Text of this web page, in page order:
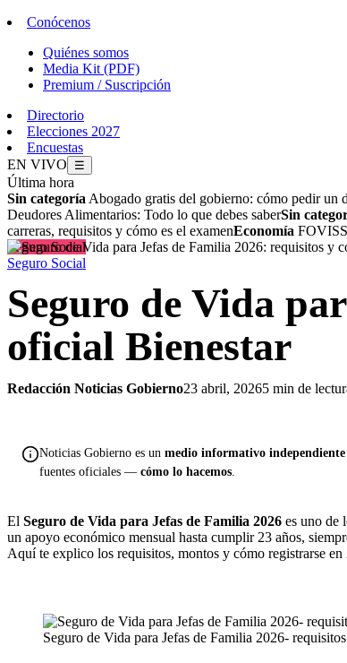
Conócenos
Quiénes somos
Media Kit (PDF)
Premium / Suscripción
Directorio
Elecciones 2027
Encuestas
EN VIVO
☰
Última hora
Sin categoría Abogado gratis del gobierno: cómo pedir un
Deudores Alimentarios: Todo lo que debes saberSin
carreras, requisitos y cómo es el examenEconomía
Seguro Social
Seguro Social
Seguro de Vida
oficial Bienestar
Redacción Noticias Gobierno23 abril, 20265 min de
Noticias Gobierno es un medio informativo independiente
fuentes oficiales — cómo lo hacemos.
El Seguro de Vida para Jefas de Familia 2026 es uno de
un apoyo económico mensual hasta cumplir 23 años,
Aquí te explico los requisitos, montos y cómo registrarse en
Seguro de Vida para Jefas de Familia 2026-